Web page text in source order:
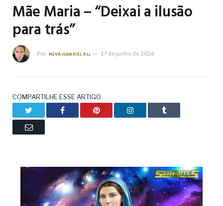
Mãe Maria – “Deixai a ilusão
para trás”
Por NEVA (GABRIEL RL) 17 de junho de 2026
COMPARTILHE ESSE ARTIGO
Facebook Pinterest LinkedIn Tumblr
Email